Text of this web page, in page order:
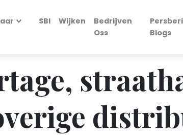
SBI Wijken
Bedrijven
Oss
Blogs